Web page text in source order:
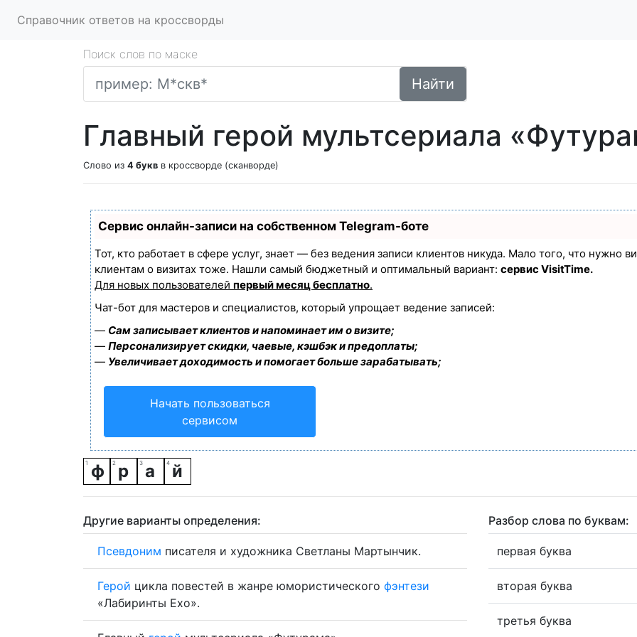
Справочник ответов на кроссворды
Поиск слов по маске
Найти
Главный герой мультсериала
Слово из 4 букв в кроссворде (сканворде)
Сервис онлайн-записи на собственном Telegram-боте
Тот, кто работает в сфере услуг, знает — без ведения записи клиентов никуда. Мало того, что нужно
клиентам о визитах тоже. Нашли самый бюджетный и оптимальный вариант: сервис VisitTime.
Для новых пользователей первый месяц бесплатно.
Чат-бот для мастеров и специалистов, который упрощает ведение записей:
— Сам записывает клиентов и напоминает им о визите;
— Персонализирует скидки, чаевые, кэшбэк и предоплаты;
— Увеличивает доходимость и помогает больше зарабатывать;
Начать пользоваться
сервисом
ф р а й
Другие варианты определения:
Псевдоним писателя и художника Светланы Мартынчик.
Герой цикла повестей в жанре юмористического фэнтези
«Лабиринты Ехо».
Разбор слова по буквам:
первая буква
вторая буква
третья буква